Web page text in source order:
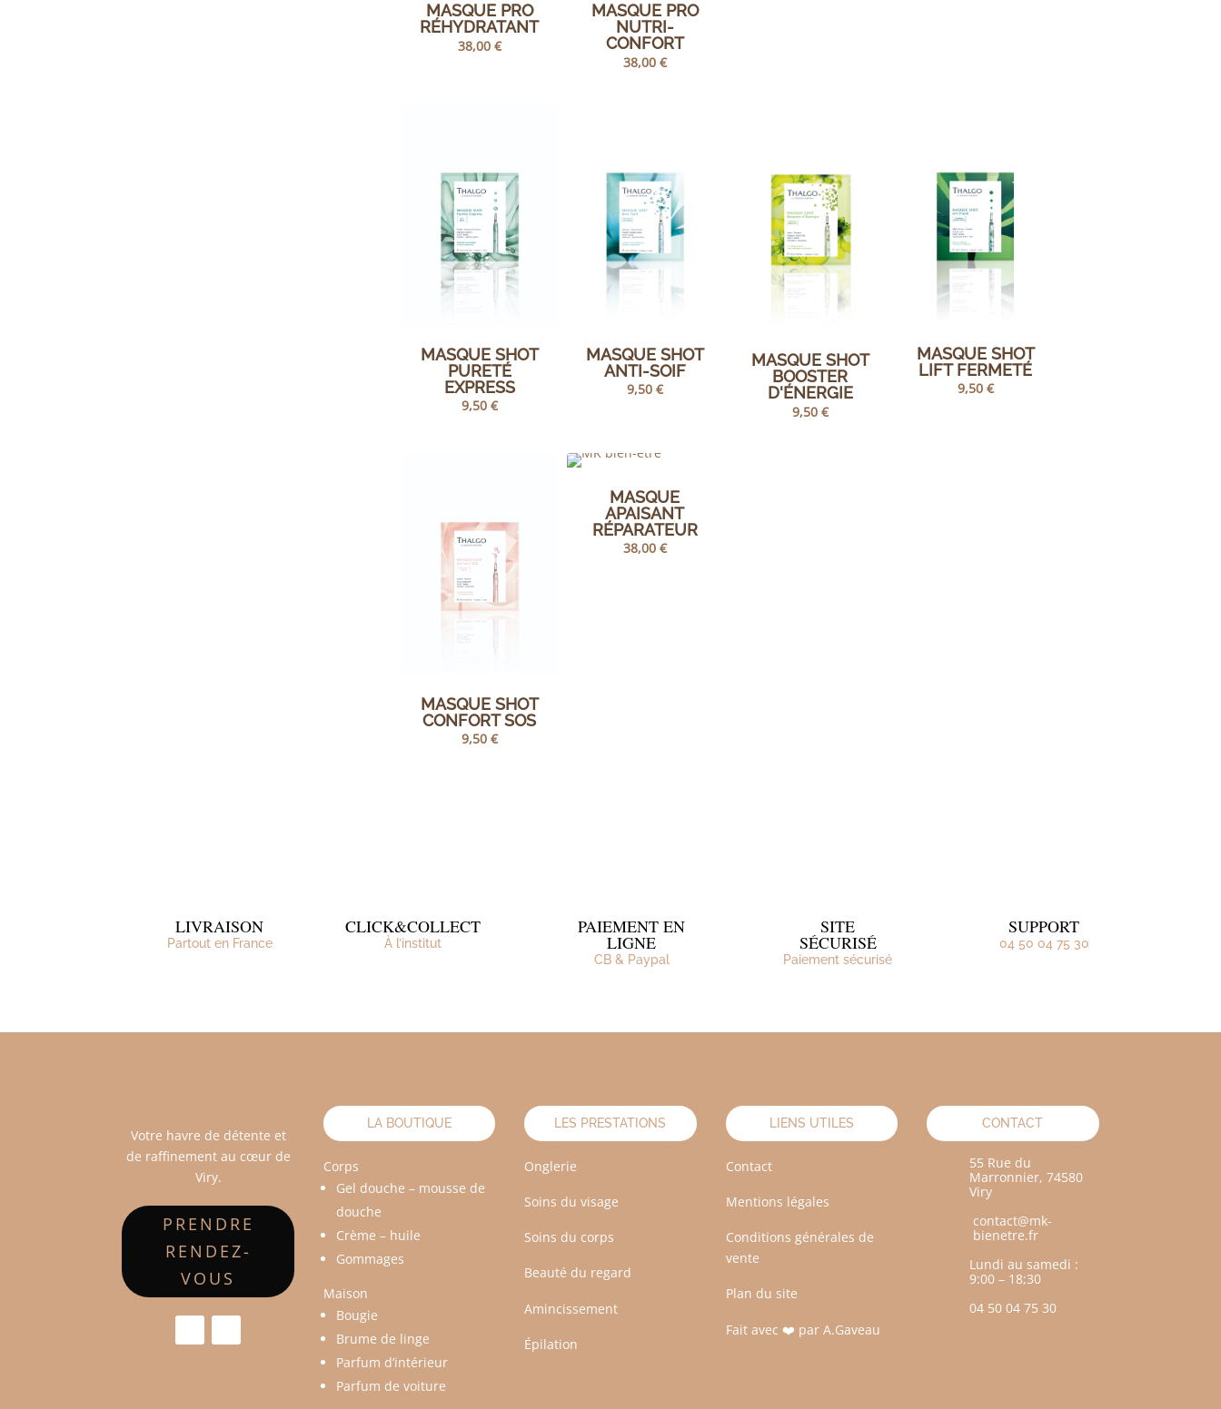
MASQUE PRO
RÉHYDRATANT
38,00 €
MASQUE PRO
NUTRI-
CONFORT
38,00 €
MASQUE SHOT
PURETÉ
EXPRESS
9,50 €
MASQUE SHOT
ANTI-SOIF
9,50 €
MASQUE SHOT
BOOSTER
D'ÉNERGIE
9,50 €
MASQUE SHOT
LIFT FERMETÉ
9,50 €
MASQUE SHOT
CONFORT SOS
9,50 €
MASQUE
APAISANT
RÉPARATEUR
38,00 €
LIVRAISON
Partout en France
CLICK&COLLECT
À l’institut
PAIEMENT EN
LIGNE
CB & Paypal
SITE
SÉCURISÉ
Paiement sécurisé
SUPPORT
04 50 04 75 30
Votre havre de détente et
de raffinement au cœur de
Viry.
PRENDRE
RENDEZ-
VOUS
LA BOUTIQUE
Corps
Gel douche – mousse de
douche
Crème – huile
Gommages
Maison
Bougie
Brume de linge
Parfum d’intérieur
Parfum de voiture
LES PRESTATIONS
Onglerie
Soins du visage
Soins du corps
Beauté du regard
Amincissement
Épilation
LIENS UTILES
Contact
Mentions légales
Conditions générales de
vente
Plan du site
Fait avec ❤️ par A.Gaveau
CONTACT
55 Rue du
Marronnier, 74580
Viry
contact@mk-
bienetre.fr
Lundi au samedi :
9:00 – 18;30
04 50 04 75 30